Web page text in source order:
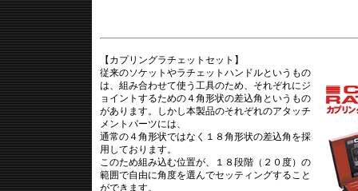
【カプリングラチェットセット】
従来のソケットやラチェットハンドルというもの
は、組み合わせて使う工具のため、それぞれにジ
ョイントするための４角形状の差込角というもの
があります。しかし本製品のそれぞれのアタッチ
メントパーツには、
通常の４角形状ではなく１８角形状の差込角を採
用しております。
このため組み込む位置が、１８段階（２０度）の
範囲で自由に角度を選んでセッティングすること
ができます。